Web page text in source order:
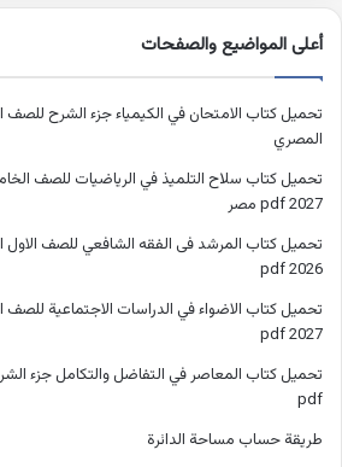
أعلى المواضيع والصفحات
المصري
تحميل كتاب سلاح التلميذ في الرياضيات للصف
2027 pdf مصر
تحميل كتاب المرشد فى الفقه الشافعي للصف الاول
2026 pdf
تحميل كتاب الاضواء في الدراسات الاجتماعية للصف
2027 pdf
pdf
طريقة حساب مساحة الدائرة